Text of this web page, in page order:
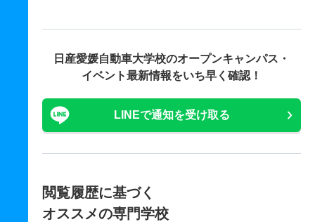
日産愛媛自動車大学校のオープンキャンパス・
イベント最新情報をいち早く確認！
LINEで通知を受け取る
閲覧履歴に基づく
オススメの専門学校